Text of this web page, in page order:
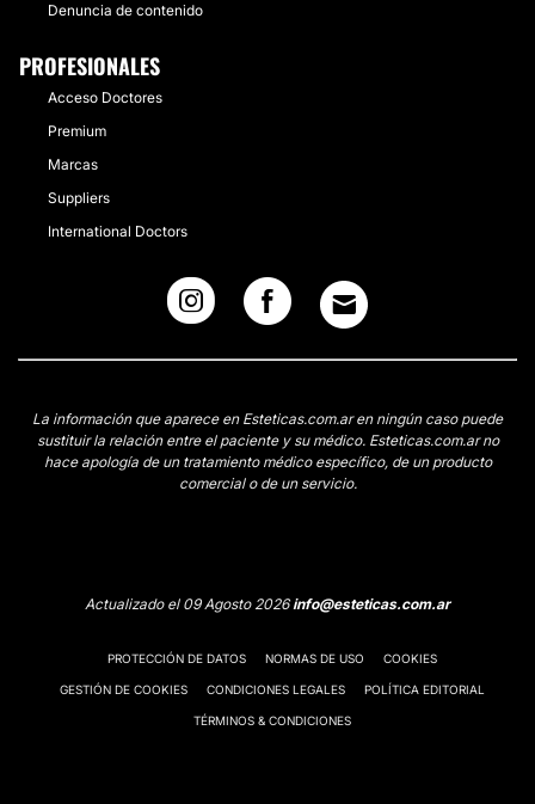
Denuncia de contenido
PROFESIONALES
Acceso Doctores
Premium
Marcas
Suppliers
International Doctors
La información que aparece en Esteticas.com.ar en ningún caso puede
sustituir la relación entre el paciente y su médico. Esteticas.com.ar no
hace apología de un tratamiento médico específico, de un producto
comercial o de un servicio.
Actualizado el 09 Agosto 2026info@esteticas.com.ar
PROTECCIÓN DE DATOS NORMAS DE USO COOKIES
GESTIÓN DE COOKIES CONDICIONES LEGALES POLÍTICA EDITORIAL
TÉRMINOS & CONDICIONES